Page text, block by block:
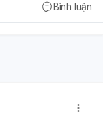
Bình luận